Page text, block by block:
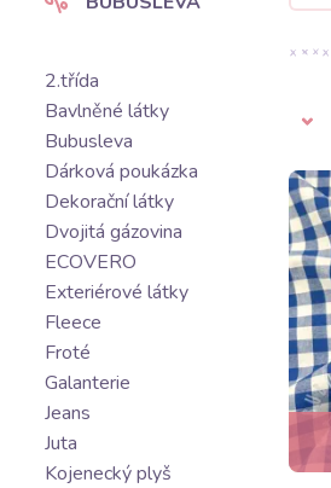
2.třída
Bavlněné látky
Bubusleva
Dárková poukázka
Dekorační látky
Dvojitá gázovina
ECOVERO
Exteriérové látky
Fleece
Froté
Galanterie
Jeans
Juta
Kojenecký plyš